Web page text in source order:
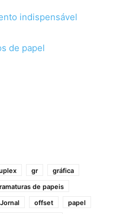
indispensável
de papel
gr
gráfica
de papeis
Jornal offset
papel